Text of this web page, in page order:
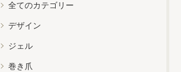
全てのカテゴリー
デザイン
ジェル
巻き爪